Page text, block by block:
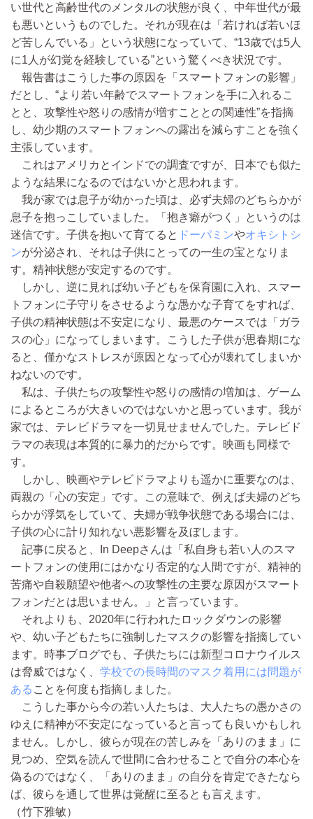
い世代と高齢世代のメンタルの状態が良く、中年世代が最
も悪いというものでした。それが現在は「若ければ若いほ
ど苦しんでいる」という状態になっていて、“13歳では5人
に1人が幻覚を経験している”という驚くべき状況です。
報告書はこうした事の原因を「スマートフォンの影響」
だとし、“より若い年齢でスマートフォンを手に入れるこ
とと、攻撃性や怒りの感情が増すこととの関連性”を指摘
し、幼少期のスマートフォンへの露出を減らすことを強く
主張しています。
これはアメリカとインドでの調査ですが、日本でも似た
ような結果になるのではないかと思われます。
我が家では息子が幼かった頃は、必ず夫婦のどちらかが
息子を抱っこしていました。「抱き癖がつく」というのは
迷信です。子供を抱いて育てると ドーパミンやオキシトシ
ンが分泌され、それは子供にとっての一生の宝となりま
す。精神状態が安定するのです。
しかし、逆に見れば幼い子どもを保育園に入れ、スマー
トフォンに子守りをさせるような愚かな子育てをすれば、
子供の精神状態は不安定になり、最悪のケースでは「ガラ
スの心」になってしまいます。こうした子供が思春期にな
ると、僅かなストレスが原因となって心が壊れてしまいか
ねないのです。
私は、子供たちの攻撃性や怒りの感情の増加は、ゲーム
によるところが大きいのではないかと思っています。我が
家では、テレビドラマを一切見せませんでした。テレビド
ラマの表現は本質的に暴力的だからです。映画も同様で
す。
しかし、映画やテレビドラマよりも遥かに重要なのは、
両親の「心の安定」です。この意味で、例えば夫婦のどち
らかが浮気をしていて、夫婦が戦争状態である場合には、
子供の心に計り知れない悪影響を及ぼします。
記事に戻ると、In Deepさんは「私自身も若い人のスマ
ートフォンの使用にはかなり否定的な人間ですが、精神的
苦痛や自殺願望や他者への攻撃性の主要な原因がスマート
フォンだとは思いません。」と言っています。
それよりも、2020年に行われたロックダウンの影響
や、幼い子どもたちに強制したマスクの影響を指摘してい
ます。時事ブログでも、子供たちには新型コロナウイルス
は脅威ではなく、 学校での長時間のマスク着用には問題が
ある ことを何度も指摘しました。
こうした事から今の若い人たちは、大人たちの愚かさの
ゆえに精神が不安定になっていると言っても良いかもしれ
ません。しかし、彼らが現在の苦しみを「ありのまま」に
見つめ、空気を読んで世間に合わせることで自分の本心を
偽るのではなく、「ありのまま」の自分を肯定できたなら
ば、彼らを通して世界は覚醒に至るとも言えます。
（竹下雅敏）